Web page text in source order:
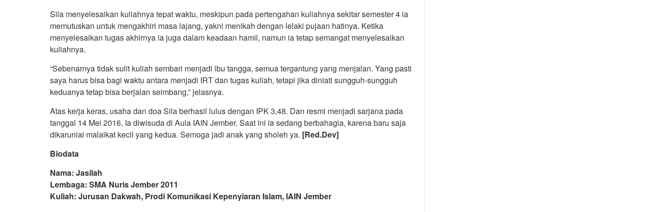
Sila menyelesaikan kuliahnya tepat waktu, meskipun pada pertengahan kuliahnya sekitar semester 4 ia
memutuskan untuk mengakhiri masa lajang, yakni menikah dengan lelaki pujaan hatinya. Ketika
menyelesaikan tugas akhirnya ia juga dalam keadaan hamil, namun ia tetap semangat menyelesaikan
kuliahnya.
“Sebenarnya tidak sulit kuliah sembari menjadi ibu tangga, semua tergantung yang menjalan. Yang pasti
saya harus bisa bagi waktu antara menjadi IRT dan tugas kuliah, tetapi jika diniati sungguh-sungguh
keduanya tetap bisa berjalan seimbang,” jelasnya.
Atas kerja keras, usaha dan doa Sila berhasil lulus dengan IPK 3,48. Dan resmi menjadi sarjana pada
tanggal 14 Mei 2016, Ia diwisuda di Aula IAIN Jember. Saat ini ia sedang berbahagia, karena baru saja
dikaruniai malaikat kecil yang kedua. Semoga jadi anak yang sholeh ya. [Red.Dev]
Biodata
Nama: Jasilah
Lembaga: SMA Nuris Jember 2011
Kuliah: Jurusan Dakwah, Prodi Komunikasi Kepenyiaran Islam, IAIN Jember